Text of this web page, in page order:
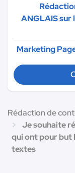
ANGLAIS sur
Marketing
Rédaction de
Je souhaite
qui ont pour but
textes